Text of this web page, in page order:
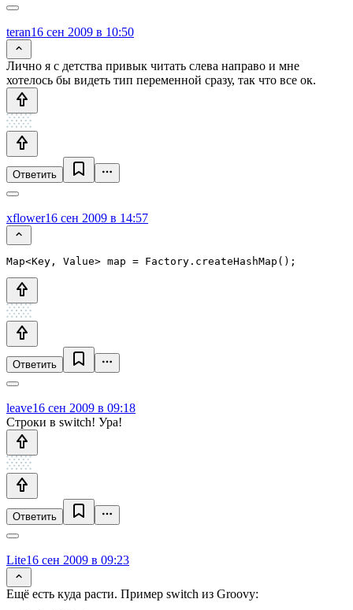
teran16 сен 2009 в 10:50
Лично я с детства привык читать слева направо и мне
хотелось бы видеть тип переменной сразу, так что все ок.
Ответить
xflower16 сен 2009 в 14:57
Ответить
leave16 сен 2009 в 09:18
Строки в switch! Ура!
Ответить
Lite16 сен 2009 в 09:23
Ещё есть куда расти. Пример switch из Groovy: